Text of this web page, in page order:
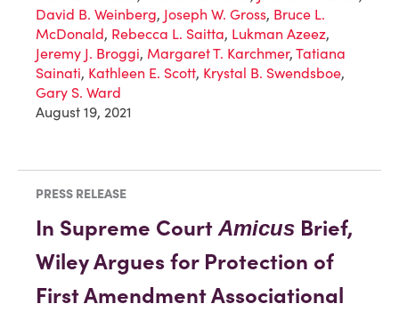
David B. Weinberg, Joseph W. Gross, Bruce L.
McDonald, Rebecca L. Saitta, Lukman Azeez,
Jeremy J. Broggi, Margaret T. Karchmer, Tatiana
Sainati, Kathleen E. Scott, Krystal B. Swendsboe,
Gary S. Ward
August 19, 2021
PRESS RELEASE
In Supreme CourtAmicus Brief,
Wiley Argues for Protection of
First Amendment Associational